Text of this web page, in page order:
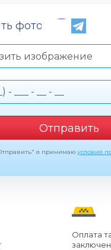
фото по телефону
изображение
Отправить
я принимаю условия
Оплата